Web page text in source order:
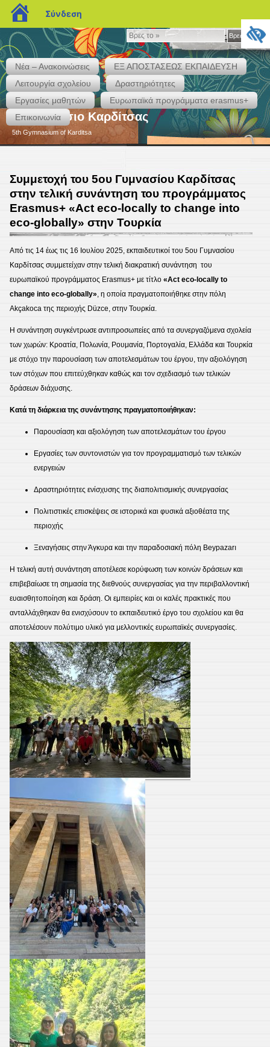
Βρες
το
»
Βρες το »
Νέα – Ανακοινώσεις
ΕΞ ΑΠΟΣΤΑΣΕΩΣ ΕΚΠΑΙΔΕΥΣΗ
Λειτουργία σχολείου
Δραστηριότητες
Εργασίες μαθητών
Eυρωπαϊκά προγράμματα erasmus+
Επικοινωνία
5ο Γυμνάσιο Καρδίτσας
5th Gymnasium of Karditsa
Συμμετοχή του 5ου Γυμνασίου Καρδίτσας
στην τελική συνάντηση του προγράμματος
Erasmus+ «Act eco-locally to change into
eco-globally» στην Τουρκία
Από τις 14 έως τις 16 Ιουλίου 2025, εκπαιδευτικοί του 5ου Γυμνασίου
Καρδίτσας συμμετείχαν στην τελική διακρατική συνάντηση του
ευρωπαϊκού προγράμματος Erasmus+ με τίτλο «Act eco-locally to
change into eco-globally», η οποία πραγματοποιήθηκε στην πόλη
Akçakoca της περιοχής Düzce, στην Τουρκία.
Η συνάντηση συγκέντρωσε αντιπροσωπείες από τα συνεργαζόμενα σχολεία
των χωρών: Κροατία, Πολωνία, Ρουμανία, Πορτογαλία, Ελλάδα και Τουρκία
με στόχο την παρουσίαση των αποτελεσμάτων του έργου, την αξιολόγηση
των στόχων που επιτεύχθηκαν καθώς και τον σχεδιασμό των τελικών
δράσεων διάχυσης.
Κατά τη διάρκεια της συνάντησης πραγματοποιήθηκαν:
Παρουσίαση και αξιολόγηση των αποτελεσμάτων του έργου
Εργασίες των συντονιστών για τον προγραμματισμό των τελικών
ενεργειών
Δραστηριότητες ενίσχυσης της διαπολιτισμικής συνεργασίας
Πολιτιστικές επισκέψεις σε ιστορικά και φυσικά αξιοθέατα της
περιοχής
Ξεναγήσεις στην Άγκυρα και την παραδοσιακή πόλη Beypazarı
Η τελική αυτή συνάντηση αποτέλεσε κορύφωση των κοινών δράσεων και
επιβεβαίωσε τη σημασία της διεθνούς συνεργασίας για την περιβαλλοντική
ευαισθητοποίηση και δράση. Οι εμπειρίες και οι καλές πρακτικές που
ανταλλάχθηκαν θα ενισχύσουν το εκπαιδευτικό έργο του σχολείου και θα
αποτελέσουν πολύτιμο υλικό για μελλοντικές ευρωπαϊκές συνεργασίες.
blogs.sch.gr
Σύνδεση